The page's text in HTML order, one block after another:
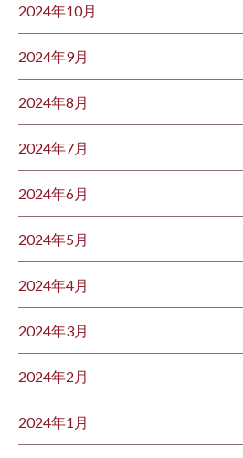
2024年10月
2024年9月
2024年8月
2024年7月
2024年6月
2024年5月
2024年4月
2024年3月
2024年2月
2024年1月